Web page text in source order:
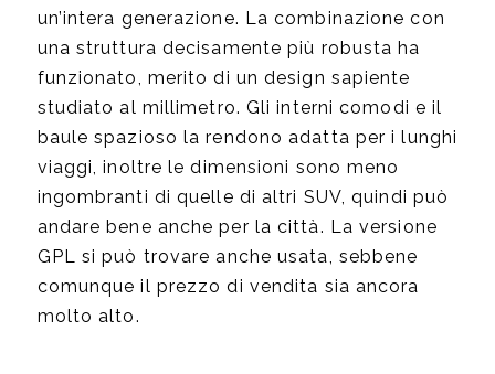
un’intera generazione. La combinazione con
una struttura decisamente più robusta ha
funzionato, merito di un design sapiente
studiato al millimetro. Gli interni comodi e il
baule spazioso la rendono adatta per i lunghi
viaggi, inoltre le dimensioni sono meno
ingombranti di quelle di altri SUV, quindi può
andare bene anche per la città. La versione
GPL si può trovare anche usata, sebbene
comunque il prezzo di vendita sia ancora
molto alto.